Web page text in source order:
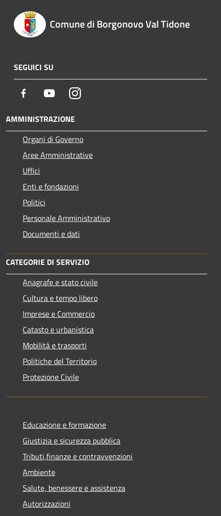
Comune di Borgonovo Val Tidone
SEGUICI SU
Facebook YoutubeInstagram
AMMINISTRAZIONE
Organi di Governo
Aree Amministrative
Uffici
Enti e fondazioni
Politici
Personale Amministrativo
Documenti e dati
CATEGORIE DI SERVIZIO
Anagrafe e stato civile
Cultura e tempo libero
Imprese e Commercio
Catasto e urbanistica
Mobilità e trasporti
Politiche del Territorio
Protezione Civile
Educazione e formazione
Giustizia e sicurezza pubblica
Tributi,finanze e contravvenzioni
Ambiente
Salute, benessere e assistenza
Autorizzazioni